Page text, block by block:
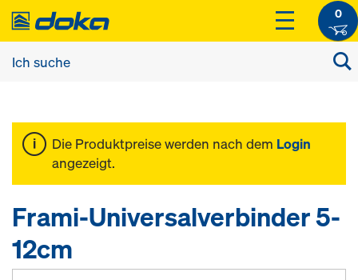
0
Die Produktpreise werden nach dem Login
angezeigt.
Frami-Universalverbinder 5-
12cm